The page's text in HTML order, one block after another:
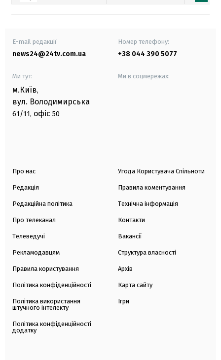
E-mail редакції
news24@24tv.com.ua
Номер телефону:
+38 044 390 5077
Ми тут:
м.Київ,
вул. Володимирська
61/11, офіс 50
Ми в соцмережах:
Про нас
Редакція
Редакційна політика
Про телеканал
Телеведучі
Рекламодавцям
Правила користування
Політика конфіденційності
Політика використання
штучного інтелекту
Політика конфіденційності
додатку
Угода Користувача Спільноти
Правила коментування
Технічна інформація
Контакти
Вакансії
Структура власності
Архів
Карта сайту
Ігри